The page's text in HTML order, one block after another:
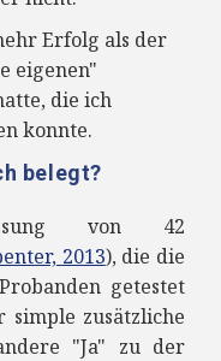
Erfolg als der
eigenen"
die ich
konnte.
belegt?
von 42
2013), die die
getestet
simple zusätzliche
"Ja" zu der